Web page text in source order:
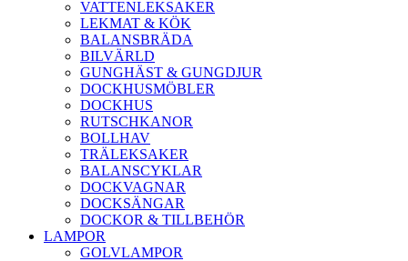
VATTENLEKSAKER
LEKMAT & KÖK
BALANSBRÄDA
BILVÄRLD
GUNGHÄST & GUNGDJUR
DOCKHUSMÖBLER
DOCKHUS
RUTSCHKANOR
BOLLHAV
TRÄLEKSAKER
BALANSCYKLAR
DOCKVAGNAR
DOCKSÄNGAR
DOCKOR & TILLBEHÖR
LAMPOR
GOLVLAMPOR